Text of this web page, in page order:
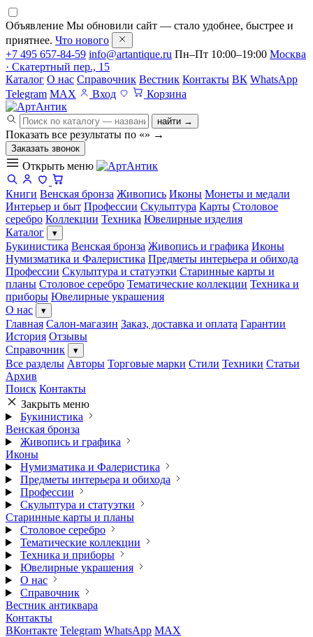
Объявление Мы обновили сайт — стало удобнее, быстрее и
приятнее. Что нового
+7 495 657-84-59 info@artantique.ru Пн–Пт 10:00–19:00 Москва
· Скатертный пер., 15
Каталог О нас Справочник Вестник Контакты ВК WhatsApp
Telegram MAX Вход Корзина
найти →
Показать все результаты по «» →
Заказать звонок
Открыть меню
Книги Венская бронза Живопись Иконы Монеты и медали
Интерьер и быт Профессии Скульптура Карты Столовое
серебро Коллекции Техника Ювелирные изделия
Каталог
▾
Букинистика Венская бронза Живопись и графика Иконы
Нумизматика и Фалеристика Предметы интерьера и обихода
Профессии Скульптура и статуэтки Старинные карты и
планы Столовое серебро Тематические коллекции Техника и
приборы Ювелирные украшения
О нас
▾
Главная Салон-магазин Заказ, доставка и оплата Гарантии
История Отзывы
Справочник
▾
Все разделы Авторы Торговые марки Стили Техники Статьи
Архив
Поиск Контакты
Закрыть меню
Букинистика
Венская бронза
Живопись и графика
Иконы
Нумизматика и Фалеристика
Предметы интерьера и обихода
Профессии
Скульптура и статуэтки
Старинные карты и планы
Столовое серебро
Тематические коллекции
Техника и приборы
Ювелирные украшения
О нас
Справочник
Вестник антиквара
Контакты
ВКонтакте Telegram WhatsApp MAX